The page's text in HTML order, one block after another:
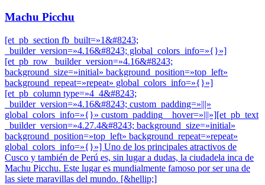
Machu Picchu
[et_pb_section fb_built=»1&#8243;
_builder_version=»4.16&#8243; global_colors_info=»{}»]
[et_pb_row _builder_version=»4.16&#8243;
background_size=»initial» background_position=»top_left»
background_repeat=»repeat» global_colors_info=»{}»]
[et_pb_column type=»4_4&#8243;
_builder_version=»4.16&#8243; custom_padding=»|||»
global_colors_info=»{}» custom_padding__hover=»|||»][et_pb_text
_builder_version=»4.27.4&#8243; background_size=»initial»
background_position=»top_left» background_repeat=»repeat»
global_colors_info=»{}»] Uno de los principales atractivos de
Cusco y también de Perú es, sin lugar a dudas, la ciudadela inca de
Machu Picchu. Este lugar es mundialmente famoso por ser una de
las siete maravillas del mundo. [&hellip;]